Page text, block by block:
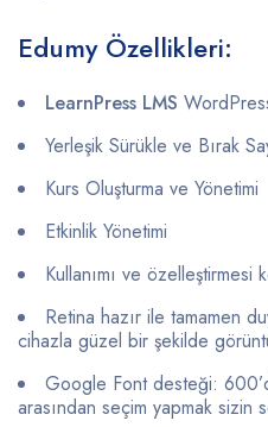
Edumy Özellikleri:
LearnPress LMS
Yerleşik Sürükle ve Bırak
Kurs Oluşturma ve Yönetimi
Etkinlik Yönetimi
Kullanımı ve özelleştirmesi
Retina hazır ile tamamen
cihazla güzel bir şekilde
Google Font desteği:
arasından seçim yapmak sizin